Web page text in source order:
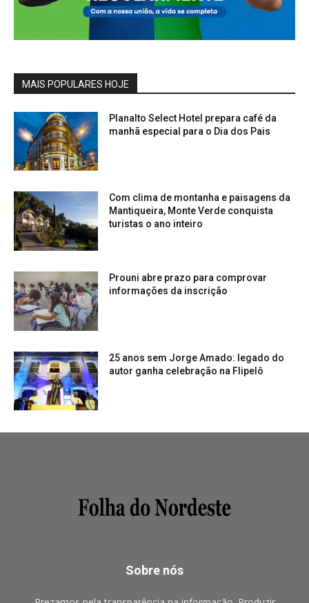
MAIS POPULARES HOJE
Planalto Select Hotel prepara café da
manhã especial para o Dia dos Pais
Com clima de montanha e paisagens da
Mantiqueira, Monte Verde conquista
turistas o ano inteiro
Prouni abre prazo para comprovar
informações da inscrição
25 anos sem Jorge Amado: legado do
autor ganha celebração na Flipelô
Sobre nós